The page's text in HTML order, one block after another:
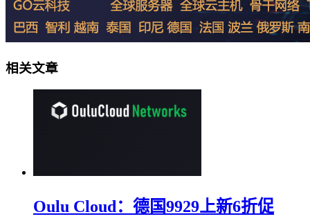
相关文章
Oulu Cloud：德国9929上新6折促